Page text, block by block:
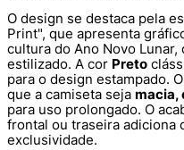
O design se destaca pela
Print", que apresenta
cultura do Ano Novo
estilizado. A cor Preto
para o design estampado.
que a camiseta seja macia,
para uso prolongado. O
frontal ou traseira adiciona
exclusividade.